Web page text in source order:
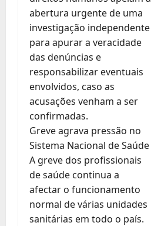
abertura urgente de uma
investigação independente
para apurar a veracidade
das denúncias e
responsabilizar eventuais
envolvidos, caso as
acusações venham a ser
confirmadas.
Greve agrava pressão no
Sistema Nacional de Saúde
A greve dos profissionais
de saúde continua a
afectar o funcionamento
normal de várias unidades
sanitárias em todo o país.